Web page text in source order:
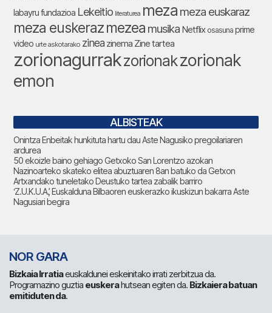
labayru fundazioa Lekeitio literaturea meza meza euskaraz
meza euskerazmezea musika Netflix osasuna prime
video urte askotarako zinea zinema Zine tartea
zorionagurrakzorionakzorionak
emon
ALBISTEAK
Onintza Enbeitak hunkituta hartu dau Aste Nagusiko pregoilariaren
ardurea
50 ekoizle baino gehiago Getxoko San Lorentzo azokan
Nazinoarteko skateko elitea abuztuaren 8an batuko da Getxon
Artxandako tuneletako Deustuko tartea zabalik barriro
‘Z.U.K.U.A.’, Euskalduna Bilbaoren euskerazko ikuskizun bakarra Aste
Nagusiari begira
NOR GARA
Bizkaia Irratiaeuskaldunei eskeinitako irrati zerbitzua da.
Programazino guztia euskerahutsean egiten da. Bizkaiera batuan
emitiduten da.